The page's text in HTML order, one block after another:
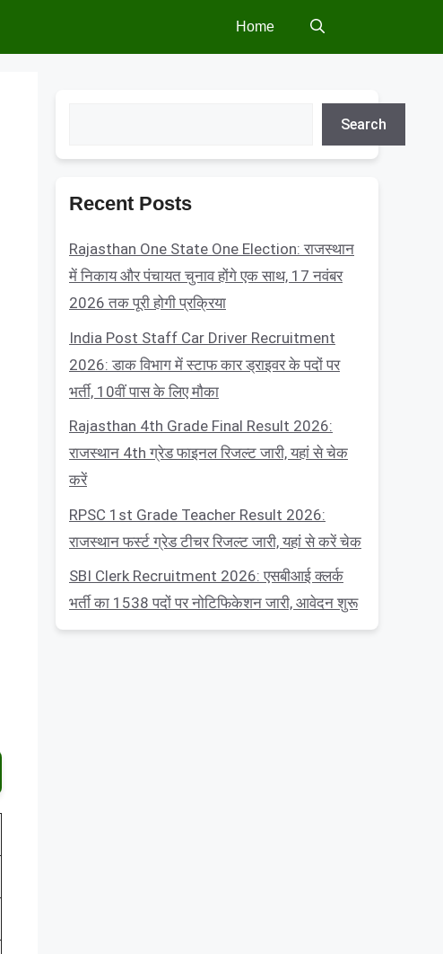
Home
Search
Recent Posts
Rajasthan One State One Election: राजस्थान
में निकाय और पंचायत चुनाव होंगे एक साथ, 17 नवंबर
2026 तक पूरी होगी प्रक्रिया
India Post Staff Car Driver Recruitment
2026: डाक विभाग में स्टाफ कार ड्राइवर के पदों पर
भर्ती, 10वीं पास के लिए मौका
Rajasthan 4th Grade Final Result 2026:
राजस्थान 4th ग्रेड फाइनल रिजल्ट जारी, यहां से चेक
करें
RPSC 1st Grade Teacher Result 2026:
राजस्थान फर्स्ट ग्रेड टीचर रिजल्ट जारी, यहां से करें चेक
SBI Clerk Recruitment 2026: एसबीआई क्लर्क
भर्ती का 1538 पदों पर नोटिफिकेशन जारी, आवेदन शुरू